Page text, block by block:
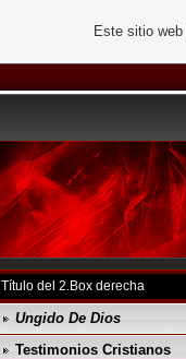
Título del 2.Box derecha
Ungido De Dios
Testimonios Cristianos
Este sitio